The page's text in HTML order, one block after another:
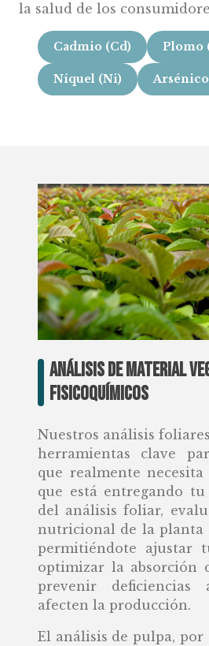
la salud de los
Cadmio (Cd) Plomo
Níquel (Ni) Arsénico
Análisis de material
Fisicoquímicos
Nuestros análisis
herramientas clave
que realmente
que está entregando
del análisis foliar,
nutricional de la planta
permitiéndote ajustar
optimizar la absorción
prevenir deficiencias
afecten la producción.
El análisis de pulpa, por